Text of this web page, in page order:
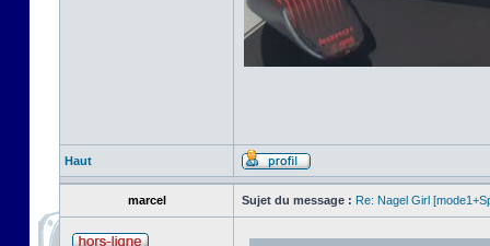
Haut
marcel Sujet du message : Re: Nagel Girl